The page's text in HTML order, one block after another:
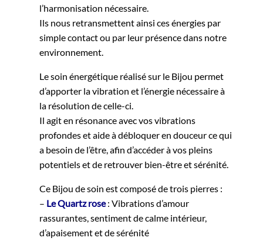
l’harmonisation nécessaire.
Ils nous retransmettent ainsi ces énergies par
simple contact ou par leur présence dans notre
environnement.
Le soin énergétique réalisé sur le Bijou permet
d’apporter la vibration et l’énergie nécessaire à
la résolution de celle-ci.
Il agit en résonance avec vos vibrations
profondes et aide à débloquer en douceur ce qui
a besoin de l’être, afin d’accéder à vos pleins
potentiels et de retrouver bien-être et sérénité.
Ce Bijou de soin est composé de trois pierres :
– Le Quartz rose: Vibrations d’amour
rassurantes, sentiment de calme intérieur,
d’apaisement et de sérénité